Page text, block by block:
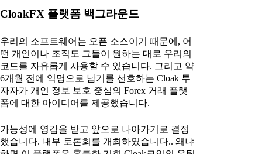
CloakFX 플랫폼 백그라운드
우리의 소프트웨어는 오픈 소스이기 때문에, 어
떤 개인이나 조직도 그들이 원하는 대로 우리의
코드를 자유롭게 사용할 수 있습니다. 그리고 약
6개월 전에 익명으로 남기를 선호하는 Cloak 투
자자가 개인 정보 보호 중심의 Forex 거래 플랫
폼에 대한 아이디어를 제공했습니다.
가능성에 영감을 받고 앞으로 나아가기로 결정
했습니다. 내부 토론회를 개최하였습니다.. 왜냐